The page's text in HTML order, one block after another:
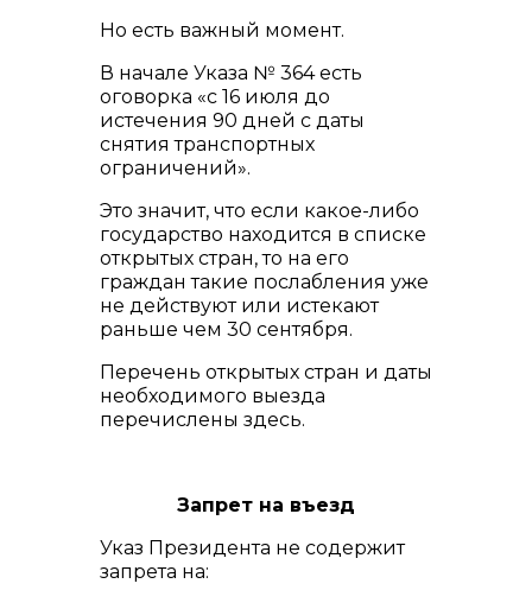
Но есть важный момент.
В начале Указа № 364 есть
оговорка «с 16 июля до
истечения 90 дней с даты
снятия транспортных
ограничений».
Это значит, что если какое-либо
государство находится в списке
открытых стран,то на его
граждан такие послабления уже
не действуют или истекают
раньше чем 30 сентября.
Перечень открытых стран и даты
необходимого выезда
перечислены здесь.
Запрет на въезд
Указ Президента не содержит
запрета на: